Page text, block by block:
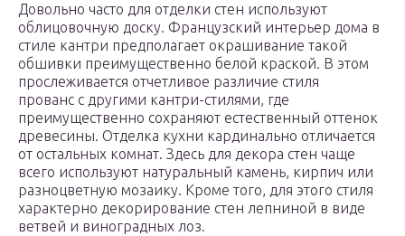
Довольно часто для отделки стен используют
облицовочную доску. Французский интерьер дома в
стиле кантри предполагает окрашивание такой
обшивки преимущественно белой краской. В этом
прослеживается отчетливое различие стиля
прованс с другими кантри-стилями, где
преимущественно сохраняют естественный оттенок
древесины. Отделка кухни кардинально отличается
от остальных комнат. Здесь для декора стен чаще
всего используют натуральный камень, кирпич или
разноцветную мозаику. Кроме того, для этого стиля
характерно декорирование стен лепниной в виде
ветвей и виноградных лоз.